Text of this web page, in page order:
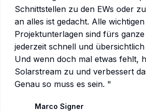
Schnittstellen zu den EWs oder
an alles ist gedacht. Alle wichtigen
Projektunterlagen sind fürs ganze
jederzeit schnell und
Und wenn doch mal etwas fehlt,
Solarstream zu und verbessert
Genau so muss es sein. "
Marco Signer